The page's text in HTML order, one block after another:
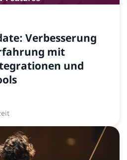
Verbesserung
mit
und